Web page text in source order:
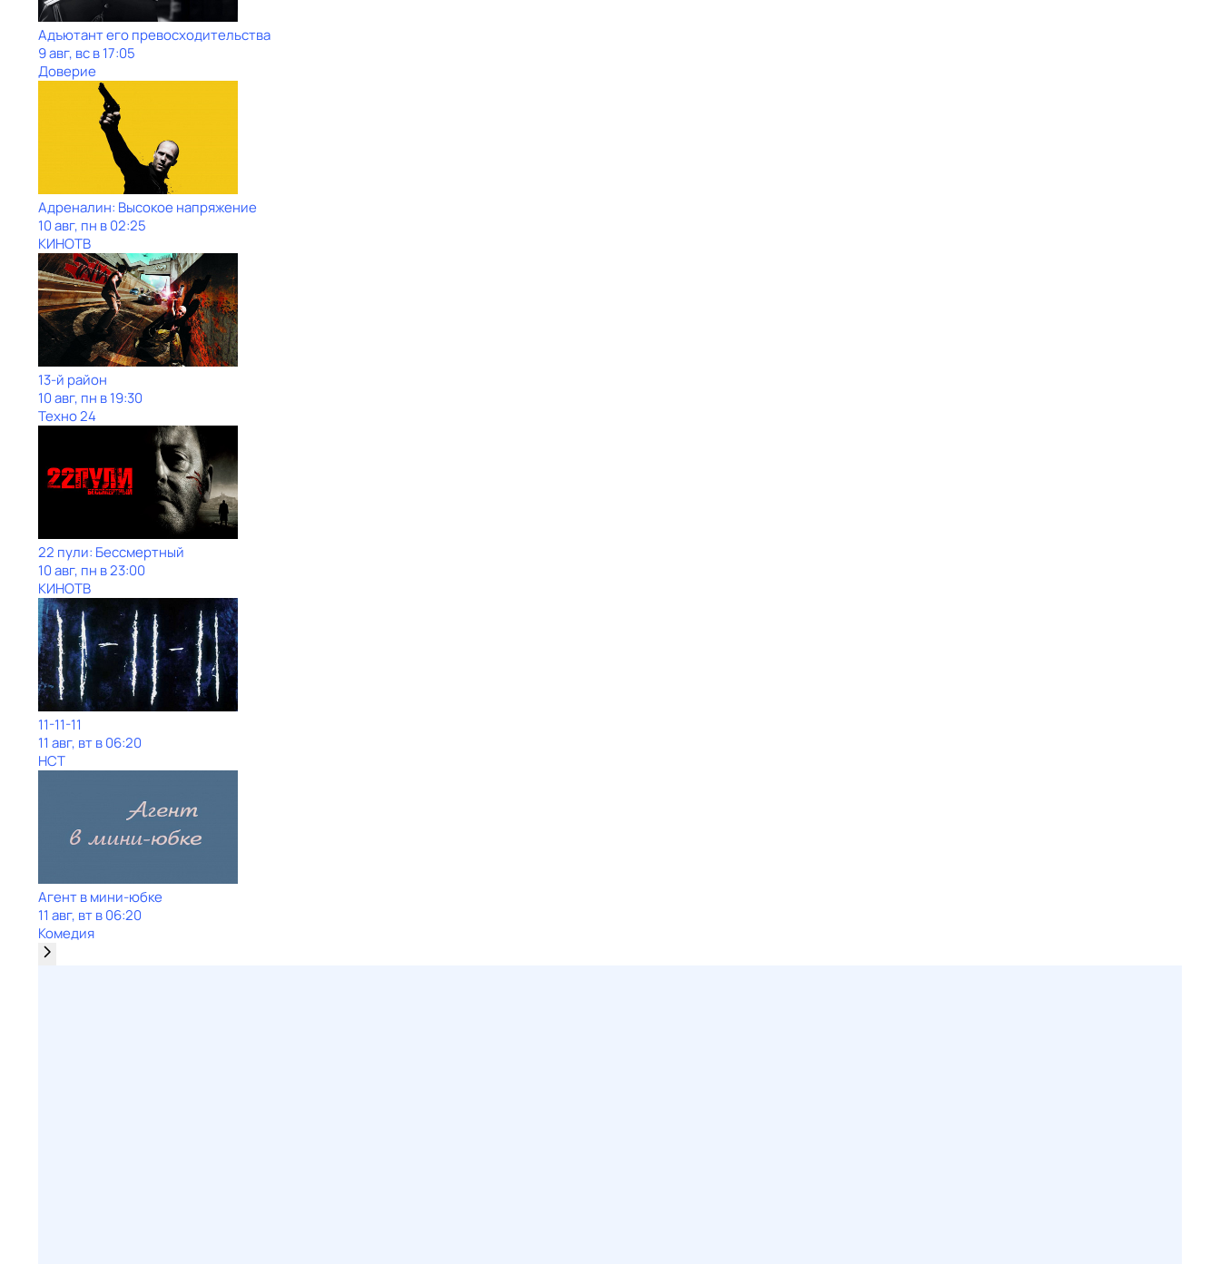
Адъютант его превосходительства
9 авг, вс в 17:05
Доверие
Адреналин: Высокое напряжение
10 авг, пн в 02:25
КИНОТВ
13-й район
10 авг, пн в 19:30
Техно 24
22 пули: Бессмертный
10 авг, пн в 23:00
КИНОТВ
11-11-11
11 авг, вт в 06:20
НСТ
Агент в мини-юбке
11 авг, вт в 06:20
Комедия